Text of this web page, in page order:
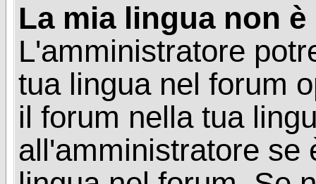
La mia lingua non
L'amministratore
tua lingua nel forum
il forum nella tua
all'amministratore se